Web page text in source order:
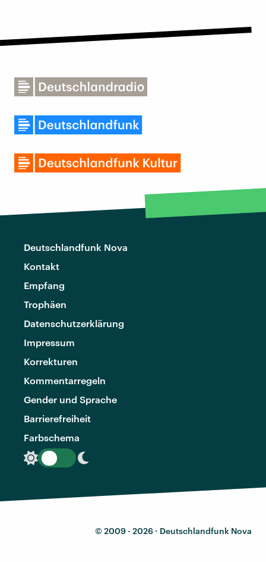
Deutschlandfunk Nova
Kontakt
Empfang
Trophäen
Datenschutzerklärung
Impressum
Korrekturen
Kommentarregeln
Gender und Sprache
Barrierefreiheit
Farbschema
© 2009 - 2026 · Deutschlandfunk Nova